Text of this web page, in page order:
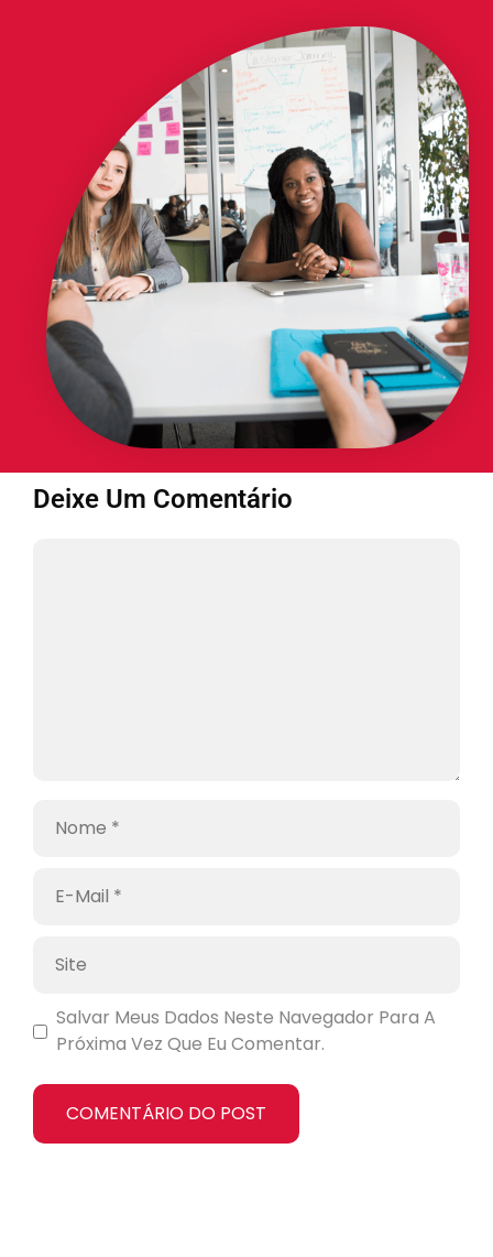
Deixe Um Comentário
Salvar Meus Dados Neste Navegador Para A
Próxima Vez Que Eu Comentar.